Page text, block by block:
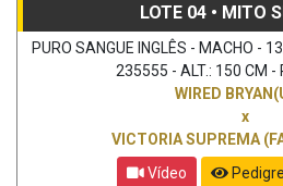
LOTE 04 • MITO
PURO SANGUE INGLÊS - MACHO -
235555 - ALT.: 150 CM -
WIRED
x
VICTORIA SUPREMA
Vídeo